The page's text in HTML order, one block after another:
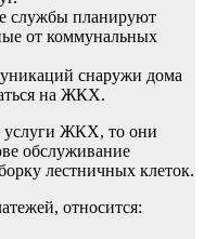
службы планируют
от коммунальных
снаружи дома
на ЖКХ.
услуги ЖКХ, то они
обслуживание
лестничных клеток.
относится: